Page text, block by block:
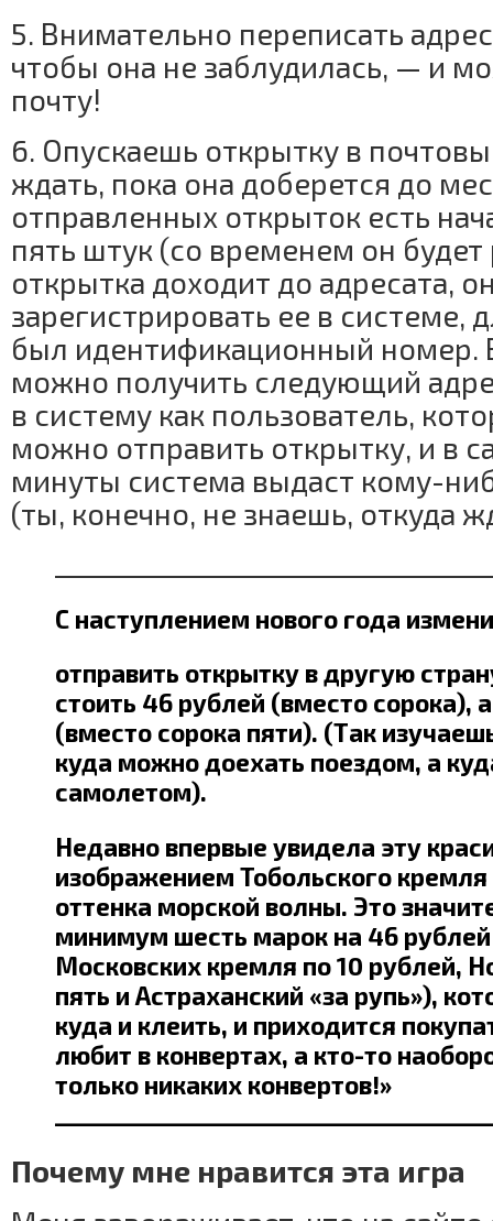
5. Внимательно переписать
чтобы она не заблудилась, — и
почту!
6. Опускаешь открытку в
ждать, пока она доберется до
отправленных открыток есть
пять штук (со временем он будет
открытка доходит до адресата,
зарегистрировать ее в системе,
был идентификационный номер.
можно получить следующий
в систему как пользователь,
можно отправить открытку, и в
минуты система выдаст кому-
(ты, конечно, не знаешь, откуда
С наступлением нового года
отправить открытку в другую
стоить 46 рублей (вместо сорока),
(вместо сорока пяти). (Так
куда можно доехать поездом, а
самолетом).
Недавно впервые увидела эту
изображением Тобольского
оттенка морской волны. Это
минимум шесть марок на 46
Московских кремля по 10 рублей,
пять и Астраханский «за рупь»),
куда и клеить, и приходится
любит в конвертах, а кто-то
только никаких конвертов!»
Почему мне нравится эта игра